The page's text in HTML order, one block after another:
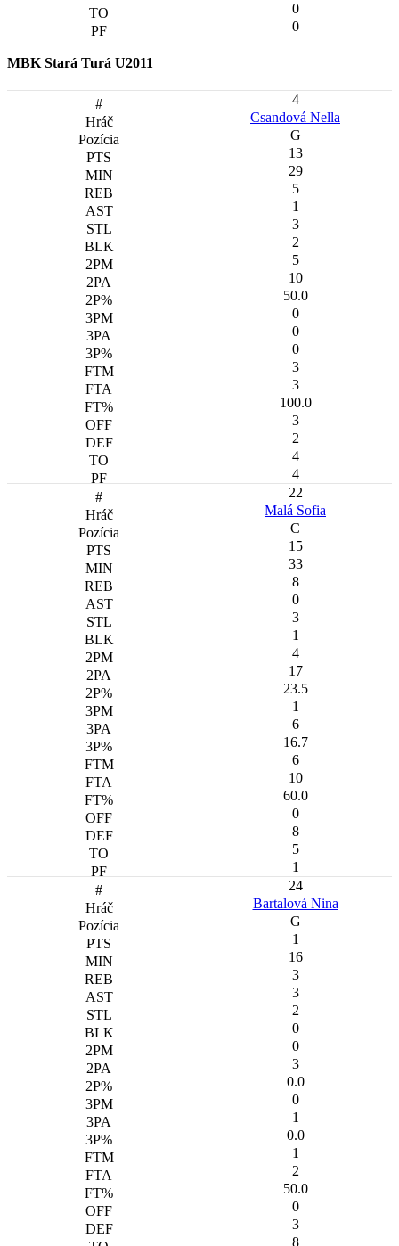
0
0
MBK Stará Turá U2011
4
Csandová Nella
G
13
29
5
1
3
2
5
10
50.0
0
0
0
3
3
100.0
3
2
4
4
22
Malá Sofia
C
15
33
8
0
3
1
4
17
23.5
1
6
16.7
6
10
60.0
0
8
5
1
24
Bartalová Nina
G
1
16
3
3
2
0
0
3
0.0
0
1
0.0
1
2
50.0
0
3
8